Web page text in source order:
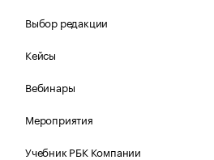
Выбор редакции
Кейсы
Вебинары
Мероприятия
Учебник РБК Компании